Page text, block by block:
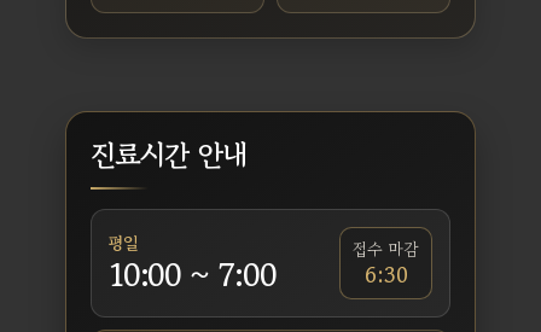
진료시간 안내
평일
10:00 ~ 7:00
접수 마감
6:30